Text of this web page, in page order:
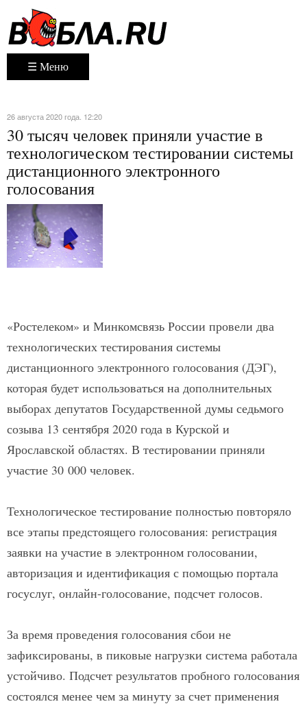
☰ Меню
26 августа 2020 года. 12:20
30 тысяч человек приняли участие в
технологическом тестировании системы
дистанционного электронного
голосования
«Ростелеком» и Минкомсвязь России провели два
технологических тестирования системы
дистанционного электронного голосования (ДЭГ),
которая будет использоваться на дополнительных
выборах депутатов Государственной думы седьмого
созыва 13 сентября 2020 года в Курской и
Ярославской областях. В тестировании приняли
участие 30 000 человек.
Технологическое тестирование полностью повторяло
все этапы предстоящего голосования: регистрация
заявки на участие в электронном голосовании,
авторизация и идентификация с помощью портала
госуслуг, онлайн-голосование, подсчет голосов.
За время проведения голосования сбои не
зафиксированы, в пиковые нагрузки система работала
устойчиво. Подсчет результатов пробного голосования
состоялся менее чем за минуту за счет применения